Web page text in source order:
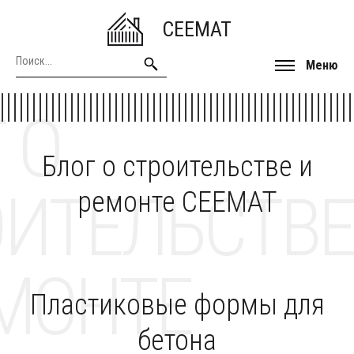
CEEMAT
Меню
Блог о строительстве и
ремонте CEEMAT
О
Пластиковые формы для
бетона